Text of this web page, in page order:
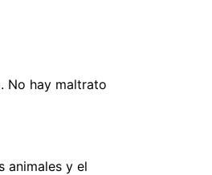
No hay maltrato
animales y el